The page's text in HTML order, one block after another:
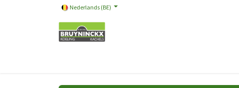
Nederlands (BE)